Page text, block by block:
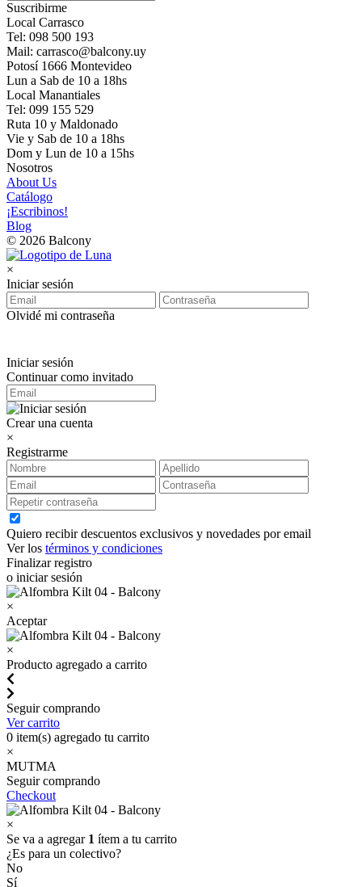
Suscribirme
Local Carrasco
Tel: 098 500 193
Mail: carrasco@balcony.uy
Potosí 1666 Montevideo
Lun a Sab de 10 a 18hs
Local Manantiales
Tel: 099 155 529
Ruta 10 y Maldonado
Vie y Sab de 10 a 18hs
Dom y Lun de 10 a 15hs
Nosotros
About Us
Catálogo
¡Escribinos!
Blog
© 2026 Balcony
×
Iniciar sesión
Olvidé mi contraseña
Iniciar sesión
Continuar como invitado
Crear una cuenta
×
Registrarme
Quiero recibir descuentos exclusivos y novedades por email
Ver los términos y condiciones
Finalizar registro
o iniciar sesión
×
Aceptar
×
Producto agregado a carrito
Seguir comprando
Ver carrito
0 item(s) agregado tu carrito
×
MUTMA
Seguir comprando
Checkout
×
Se va a agregar 1 ítem a tu carrito
¿Es para un colectivo?
No
Sí